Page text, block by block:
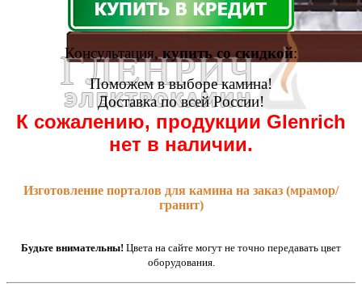
Консультация,купить со скидкой:
Поможем в выборе камина!
Доставка по всей России!
К сожалению, продукции Glenrich
нет в наличии.
Изготовление порталов для камина на заказ (мрамор/
гранит)
Будьте внимательны! Цвета на сайте могут не точно передавать цвет
оборудования.